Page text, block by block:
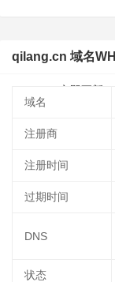
qilang.cn 域名
立即更新
域名
注册商
注册时间
过期时间
DNS
状态